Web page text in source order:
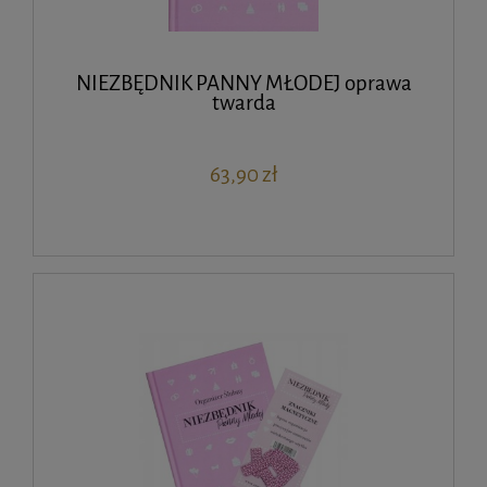
NIEZBĘDNIK PANNY MŁODEJ oprawa
twarda
63,90 zł